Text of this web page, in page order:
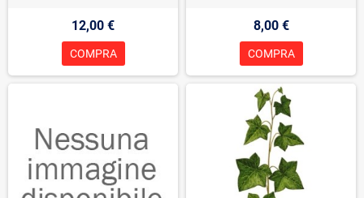
12,00 €
COMPRA
8,00 €
COMPRA